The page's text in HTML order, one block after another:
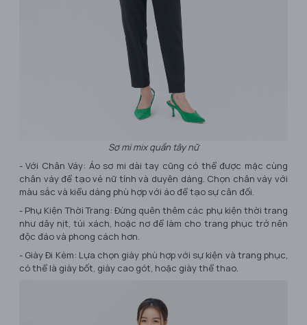
Sơ mi mix quần tây nữ
- Với Chân Váy: Áo sơ mi dài tay cũng có thể được mặc cùng
chân váy để tạo vẻ nữ tính và duyên dáng. Chọn chân váy với
màu sắc và kiểu dáng phù hợp với áo để tạo sự cân đối.
- Phụ Kiện Thời Trang: Đừng quên thêm các phụ kiện thời trang
như dây nịt, túi xách, hoặc nơ để làm cho trang phục trở nên
độc đáo và phong cách hơn.
- Giày Đi Kèm: Lựa chọn giày phù hợp với sự kiện và trang phục,
có thể là giày bốt, giày cao gót, hoặc giày thể thao.